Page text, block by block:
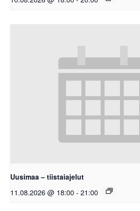
Uusimaa – tiistaiajelut
11.08.2026 @ 18:00- 21:00